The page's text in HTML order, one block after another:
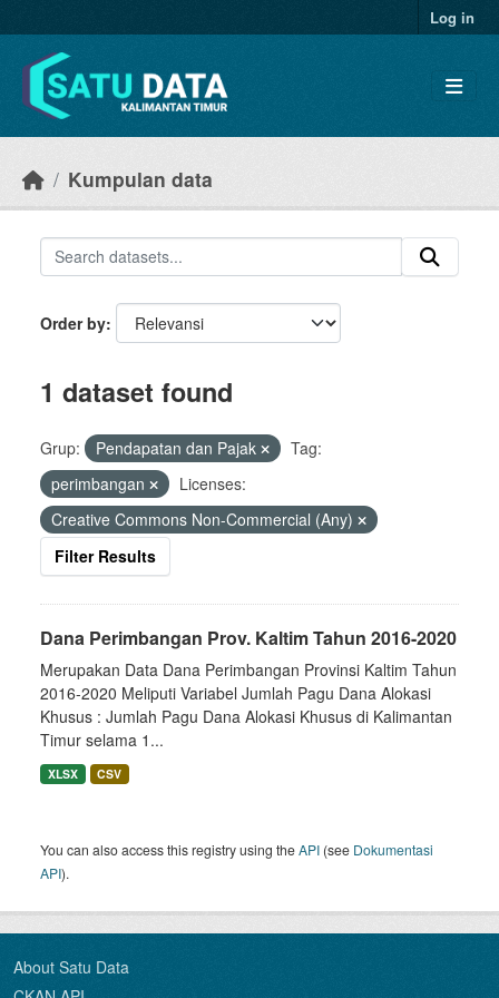
Log in
Kumpulan data
Order by
1 dataset found
Grup: Pendapatan dan Pajak
Tag:
perimbangan
Licenses:
Creative Commons Non-Commercial (Any)
Filter Results
Dana Perimbangan Prov. Kaltim Tahun 2016-2020
Merupakan Data Dana Perimbangan Provinsi Kaltim Tahun
2016-2020 Meliputi Variabel Jumlah Pagu Dana Alokasi
Khusus : Jumlah Pagu Dana Alokasi Khusus di Kalimantan
Timur selama 1...
XLSX CSV
You can also access this registry using theAPI (see Dokumentasi
API).
About Satu Data